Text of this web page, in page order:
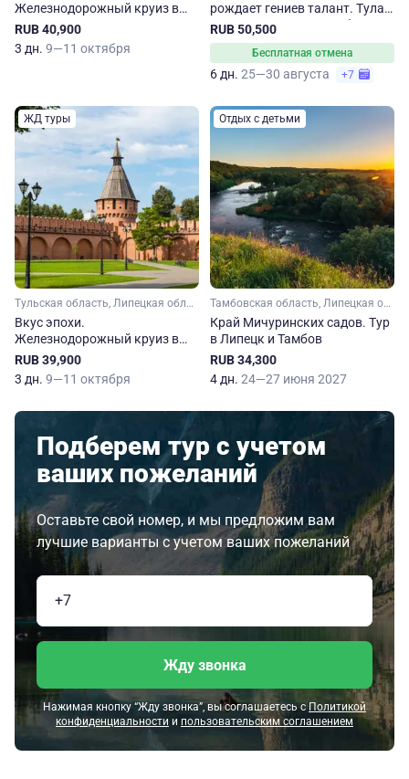
Железнодорожный круиз в
Тулу и Елец с посещением
Ясной Поляны
RUB 40,900
3 дн. 9—11 октября
рождает гениев талант. Тула
– Липецк – Елец – Тамбов –
Пенза – Нижний Новгород
RUB 50,500
Бесплатная отмена
6 дн. 25—30 августа +7
ЖД туры
Тульская область, Липецкая область
Вкус эпохи.
Железнодорожный круиз в
Тулу и Елец
RUB 39,900
3 дн. 9—11 октября
Отдых с детьми
Тамбовская область, Липецкая область
Край Мичуринских садов. Тур
в Липецк и Тамбов
RUB 34,300
4 дн. 24—27 июня 2027
Подберем тур с учетом
ваших пожеланий
Оставьте свой номер, и мы предложим вам
лучшие варианты с учетом ваших пожеланий
Жду звонка
Нажимая кнопку “Жду звонка”, вы соглашаетесь с Политикой
конфиденциальности и пользовательским соглашением